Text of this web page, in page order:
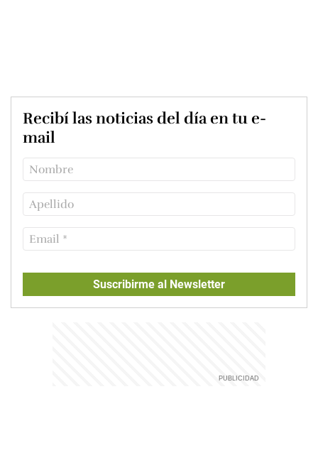
Recibí las noticias del día en tu e-
mail
Suscribirme al Newsletter